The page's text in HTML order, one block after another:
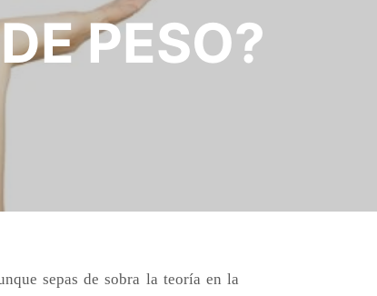
PESO?
sepas de sobra la teoría en la